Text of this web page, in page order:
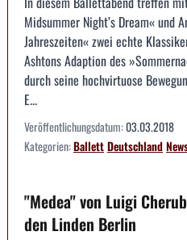
Midsummer Night’s Dream« und
Jahreszeiten« zwei echte
Ashtons Adaption des
durch seine hochvirtuose
E...
Veröffentlichungsdatum:03.03.2018
Kategorien:BallettDeutschland
"Medea" von Luigi
den Linden Berlin